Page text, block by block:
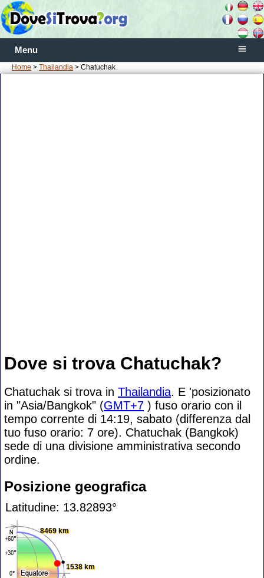
Menu
Home > Thailandia > Chatuchak
Dove si trova Chatuchak?
Chatuchak si trova in Thailandia. E 'posizionato
in "Asia/Bangkok" (GMT+7 ) fuso orario con il
tempo corrente di 14:19, sabato (differenza dal
tuo fuso orario: 7 ore). Chatuchak (Bangkok)
sede di una divisione amministrativa secondo
ordine.
Posizione geografica
Latitudine: 13.82893°
8469 km
1538 km